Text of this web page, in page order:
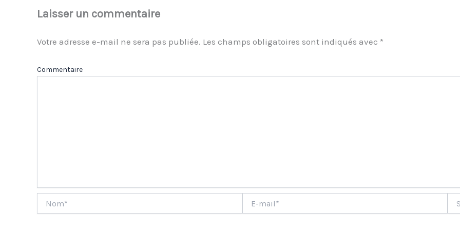
Laisser un commentaire
Votre adresse e-mail ne sera pas publiée. Les champs obligatoires sont indiqués avec *
mail*